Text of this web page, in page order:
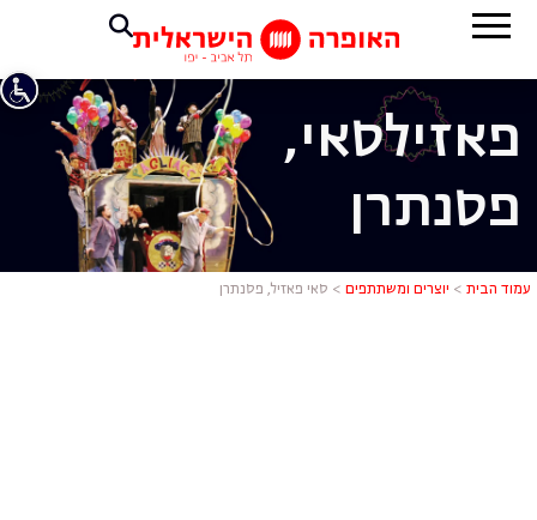
סאי פאזיל,
פאזילסאי,
פסנתרן
עמוד הבית > יוצרים ומשתתפים > סאי פאזיל, פסנתרן